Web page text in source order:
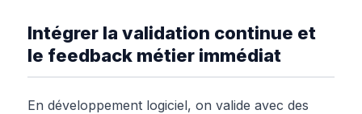
Intégrer la validation continue et
le feedback métier immédiat
En développement logiciel, on valide avec des